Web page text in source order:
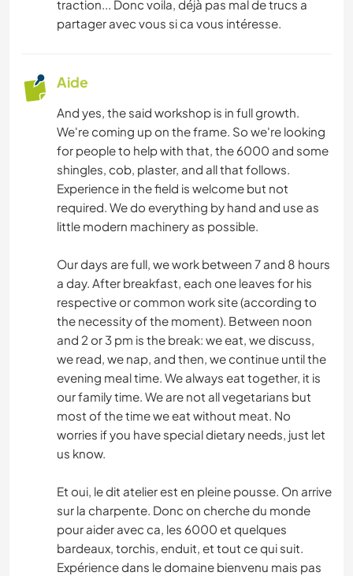
traction... Donc voila, déjà pas mal de trucs a
partager avec vous si ca vous intéresse.
Aide
And yes, the said workshop is in full growth.
We're coming up on the frame. So we're looking
for people to help with that, the 6000 and some
shingles, cob, plaster, and all that follows.
Experience in the field is welcome but not
required. We do everything by hand and use as
little modern machinery as possible.
Our days are full, we work between 7 and 8 hours
a day. After breakfast, each one leaves for his
respective or common work site (according to
the necessity of the moment). Between noon
and 2 or 3 pm is the break: we eat, we discuss,
we read, we nap, and then, we continue until the
evening meal time. We always eat together, it is
our family time. We are not all vegetarians but
most of the time we eat without meat. No
worries if you have special dietary needs, just let
us know.
Et oui, le dit atelier est en pleine pousse. On arrive
sur la charpente. Donc on cherche du monde
pour aider avec ca, les 6000 et quelques
bardeaux, torchis, enduit, et tout ce qui suit.
Expérience dans le domaine bienvenu mais pas